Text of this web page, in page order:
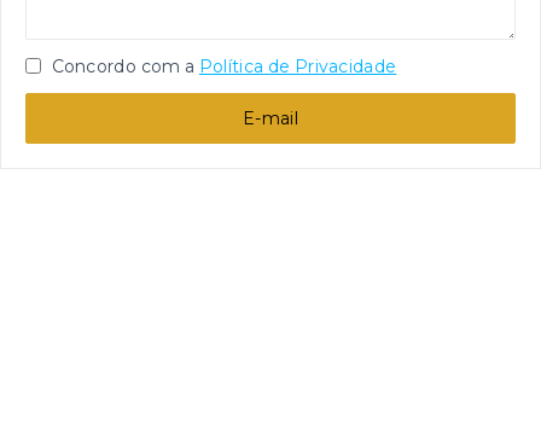
Concordo com a Política de Privacidade
E-mail